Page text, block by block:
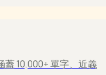
10,000+ 單字、近義